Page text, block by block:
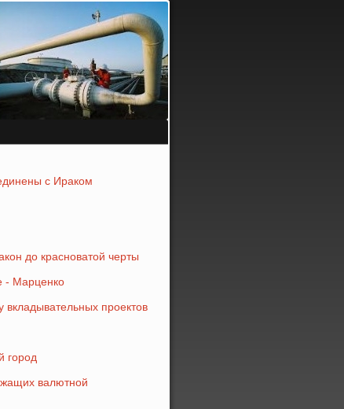
с Ираком
до красноватой черты
- Марценко
вкладывательных проектов
город
валютной